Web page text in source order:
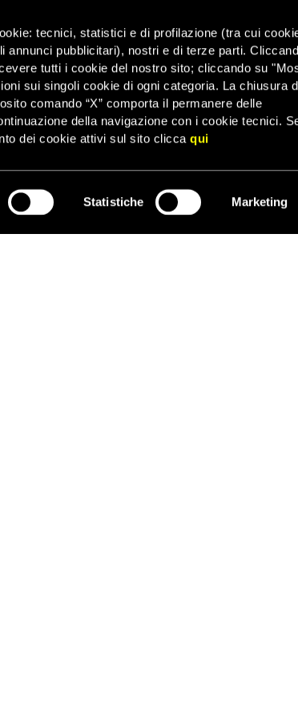
tecnici, statistici e di profilazione (tra cui
annunci pubblicitari), nostri e di terze parti.
tutti i cookie del nostro sito; cliccando su
sui singoli cookie di ogni categoria. La chiusura
comando “X” comporta il permanere delle
della navigazione con i cookie tecnici.
dei cookie attivi sul sito cliccaqui
Statistiche Marketing